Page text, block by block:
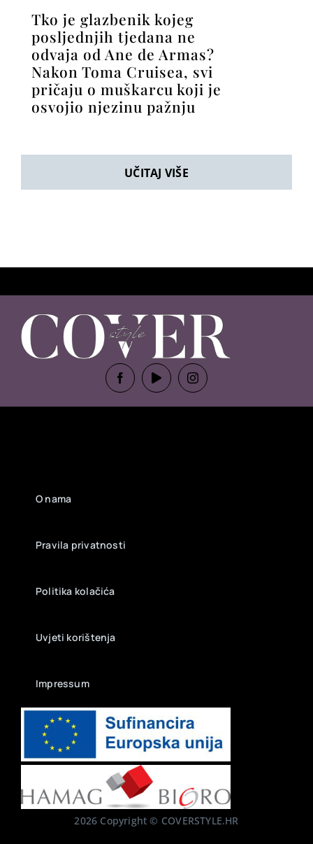
Tko je glazbenik kojeg
posljednjih tjedana ne
odvaja od Ane de Armas?
Nakon Toma Cruisea, svi
pričaju o muškarcu koji je
osvojio njezinu pažnju
UČITAJ VIŠE
O nama
Pravila privatnosti
Politika kolačića
Uvjeti korištenja
Impressum
2026 Copyright © COVERSTYLE.HR